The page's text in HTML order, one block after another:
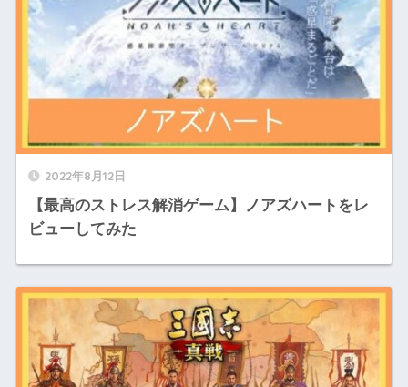
2022年8月12日
【最高のストレス解消ゲーム】ノアズハートをレ
ビューしてみた